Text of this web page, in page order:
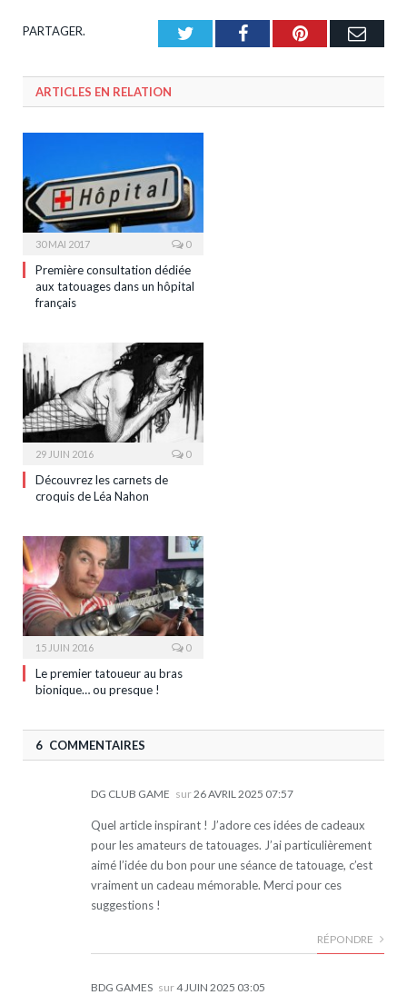
PARTAGER. TwitterFacebookPinterest
ARTICLES EN RELATION
30 MAI 2017 0
Première consultation dédiée
aux tatouages dans un hôpital
français
29 JUIN 2016 0
Découvrez les carnets de
croquis de Léa Nahon
15 JUIN 2016 0
Le premier tatoueur au bras
bionique… ou presque !
6 COMMENTAIRES
DG CLUB GAME sur26 AVRIL 2025 07:57
Quel article inspirant ! J’adore ces idées de cadeaux
pour les amateurs de tatouages. J’ai particulièrement
aimé l’idée du bon pour une séance de tatouage, c’est
vraiment un cadeau mémorable. Merci pour ces
suggestions !
RÉPONDRE
BDG GAMES sur4 JUIN 2025 03:05